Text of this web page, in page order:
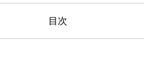
目次